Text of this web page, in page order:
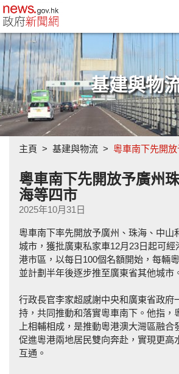
政府新聞網主頁
基建與物
主頁 基建與物流 粵車南下先開
粵車南下先開放予廣州珠
海等四市
2025年10月31日
粵車南下率先開放予廣州、珠海、中山
城市，獲批廣東私家車12月23日起可經
港市區，以每日100個名額開始，每輛
並計劃半年後逐步推至廣東省其他城市
行政長官李家超感謝中央和廣東省政府
持，共同推動和落實粵車南下。他指，
上相輔相成，是推動粵港澳大灣區融合
促進粵港兩地居民雙向奔赴，實現更高
互通。